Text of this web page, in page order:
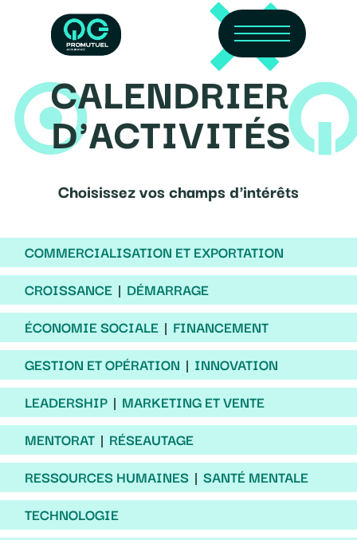
Menu
CALENDRIER
D'ACTIVITÉS
Choisissez vos champs d'intérêts
COMMERCIALISATION ET EXPORTATION
CROISSANCE
DÉMARRAGE
ÉCONOMIE SOCIALE
FINANCEMENT
GESTION ET OPÉRATION
INNOVATION
LEADERSHIP
MARKETING ET VENTE
MENTORAT
RÉSEAUTAGE
RESSOURCES HUMAINES
SANTÉ MENTALE
TECHNOLOGIE